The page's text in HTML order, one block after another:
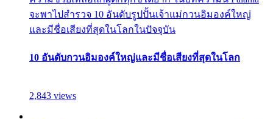
จะพาไปสำรวจ 10 อันดับรูปปั้นเจ้าแม่กวนอิมองค์ใหญ่
และมีชื่อเสียงที่สุดในโลกในปัจจุบัน
10 อันดับกวนอิมองค์ใหญ่และมีชื่อเสียงที่สุดในโลก
2,843 views